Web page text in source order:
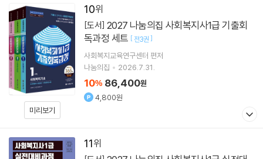
10
미리보기
[도서]
독과정 세트 [ 전3권 ]
사회복지교육연구센터 편저
나눔의집
2026.7.31.
10% 86,400원
4,800원
11